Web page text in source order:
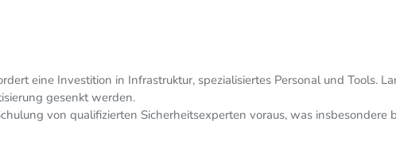
eine Investition in Infrastruktur, spezialisiertes Personal und Tools.
gesenkt werden.
von qualifizierten Sicherheitsexperten voraus, was insbesondere